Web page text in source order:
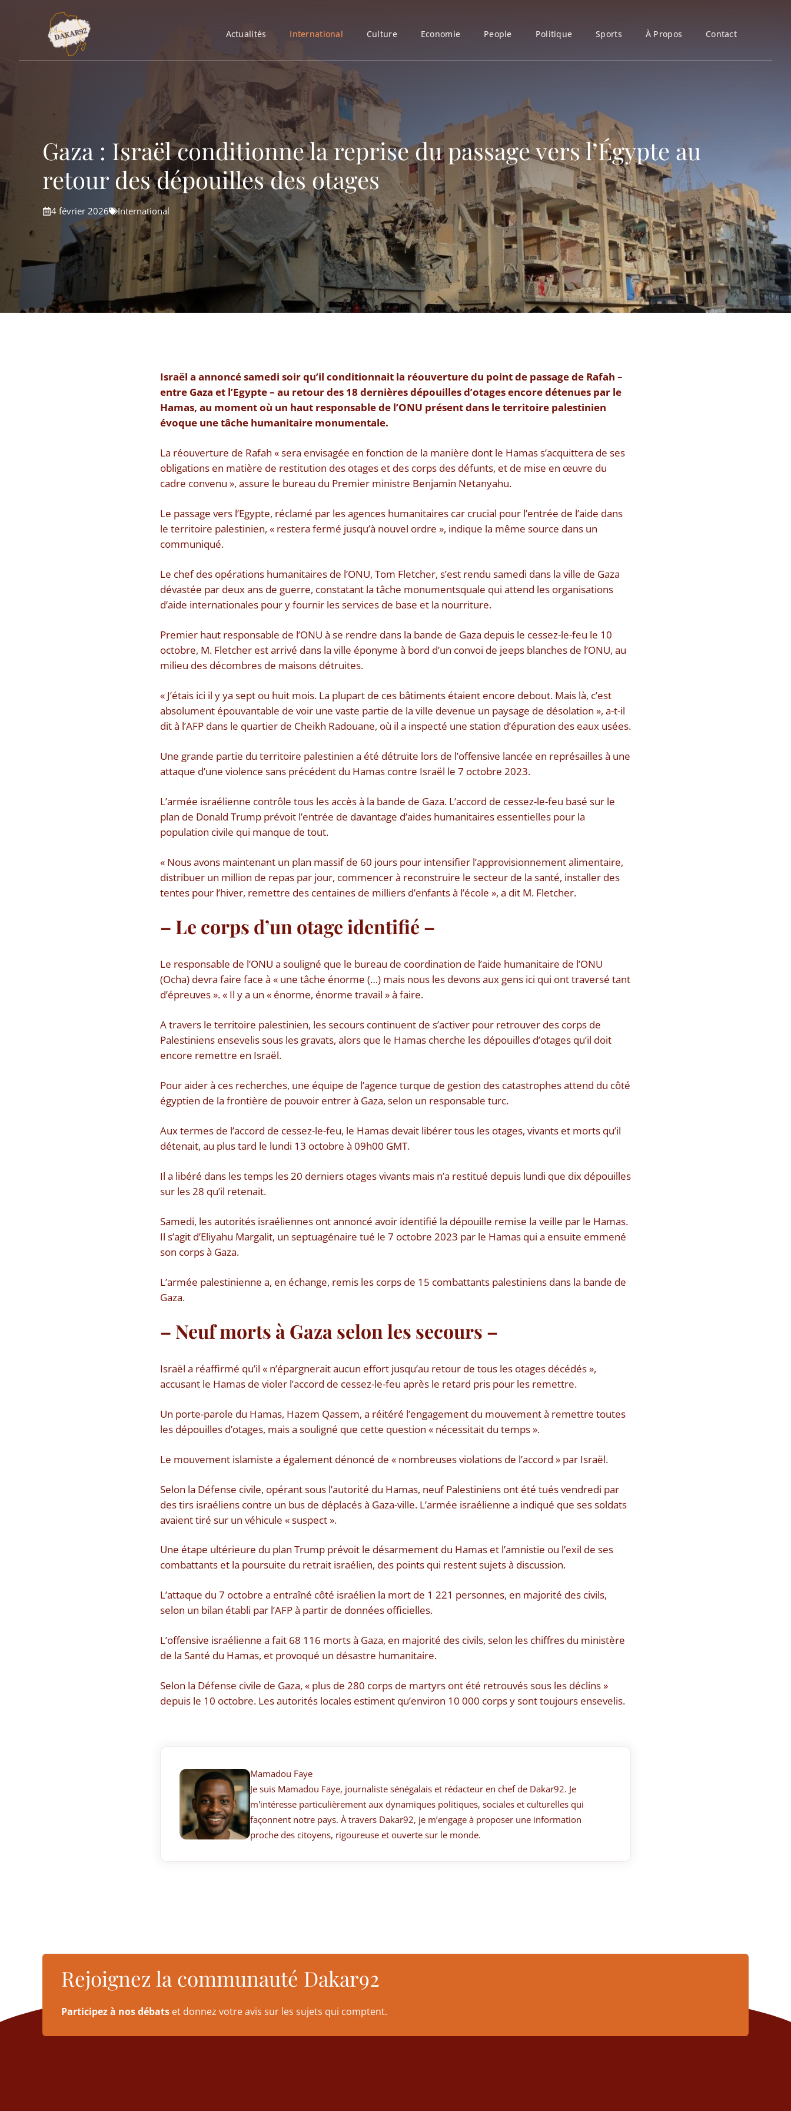
Actualités International Culture Economie People Politique Sports À Propos Contact
Gaza : Israël conditionne la reprise du passage vers l’Égypte au
retour des dépouilles des otages
4 février 2026 International
Israël a annoncé samedi soir qu’il conditionnait la réouverture du point de passage de Rafah –
entre Gaza et l’Egypte – au retour des 18 dernières dépouilles d’otages encore détenues par le
Hamas, au moment où un haut responsable de l’ONU présent dans le territoire palestinien
évoque une tâche humanitaire monumentale.
La réouverture de Rafah « sera envisagée en fonction de la manière dont le Hamas s’acquittera de ses
obligations en matière de restitution des otages et des corps des défunts, et de mise en œuvre du
cadre convenu », assure le bureau du Premier ministre Benjamin Netanyahu.
Le passage vers l’Egypte, réclamé par les agences humanitaires car crucial pour l’entrée de l’aide dans
le territoire palestinien, « restera fermé jusqu’à nouvel ordre », indique la même source dans un
communiqué.
Le chef des opérations humanitaires de l’ONU, Tom Fletcher, s’est rendu samedi dans la ville de Gaza
dévastée par deux ans de guerre, constatant la tâche monumentsquale qui attend les organisations
d’aide internationales pour y fournir les services de base et la nourriture.
Premier haut responsable de l’ONU à se rendre dans la bande de Gaza depuis le cessez-le-feu le 10
octobre, M. Fletcher est arrivé dans la ville éponyme à bord d’un convoi de jeeps blanches de l’ONU, au
milieu des décombres de maisons détruites.
« J’étais ici il y ya sept ou huit mois. La plupart de ces bâtiments étaient encore debout. Mais là, c’est
absolument épouvantable de voir une vaste partie de la ville devenue un paysage de désolation », a-t-il
dit à l’AFP dans le quartier de Cheikh Radouane, où il a inspecté une station d’épuration des eaux usées.
Une grande partie du territoire palestinien a été détruite lors de l’offensive lancée en représailles à une
attaque d’une violence sans précédent du Hamas contre Israël le 7 octobre 2023.
L’armée israélienne contrôle tous les accès à la bande de Gaza. L’accord de cessez-le-feu basé sur le
plan de Donald Trump prévoit l’entrée de davantage d’aides humanitaires essentielles pour la
population civile qui manque de tout.
« Nous avons maintenant un plan massif de 60 jours pour intensifier l’approvisionnement alimentaire,
distribuer un million de repas par jour, commencer à reconstruire le secteur de la santé, installer des
tentes pour l’hiver, remettre des centaines de milliers d’enfants à l’école », a dit M. Fletcher.
– Le corps d’un otage identifié –
Le responsable de l’ONU a souligné que le bureau de coordination de l’aide humanitaire de l’ONU
(Ocha) devra faire face à « une tâche énorme (…) mais nous les devons aux gens ici qui ont traversé tant
d’épreuves ». « Il y a un « énorme, énorme travail » à faire.
A travers le territoire palestinien, les secours continuent de s’activer pour retrouver des corps de
Palestiniens ensevelis sous les gravats, alors que le Hamas cherche les dépouilles d’otages qu’il doit
encore remettre en Israël.
Pour aider à ces recherches, une équipe de l’agence turque de gestion des catastrophes attend du côté
égyptien de la frontière de pouvoir entrer à Gaza, selon un responsable turc.
Aux termes de l’accord de cessez-le-feu, le Hamas devait libérer tous les otages, vivants et morts qu’il
détenait, au plus tard le lundi 13 octobre à 09h00 GMT.
Il a libéré dans les temps les 20 derniers otages vivants mais n’a restitué depuis lundi que dix dépouilles
sur les 28 qu’il retenait.
Samedi, les autorités israéliennes ont annoncé avoir identifié la dépouille remise la veille par le Hamas.
Il s’agit d’Eliyahu Margalit, un septuagénaire tué le 7 octobre 2023 par le Hamas qui a ensuite emmené
son corps à Gaza.
L’armée palestinienne a, en échange, remis les corps de 15 combattants palestiniens dans la bande de
Gaza.
– Neuf morts à Gaza selon les secours –
Israël a réaffirmé qu’il « n’épargnerait aucun effort jusqu’au retour de tous les otages décédés »,
accusant le Hamas de violer l’accord de cessez-le-feu après le retard pris pour les remettre.
Un porte-parole du Hamas, Hazem Qassem, a réitéré l’engagement du mouvement à remettre toutes
les dépouilles d’otages, mais a souligné que cette question « nécessitait du temps ».
Le mouvement islamiste a également dénoncé de « nombreuses violations de l’accord » par Israël.
Selon la Défense civile, opérant sous l’autorité du Hamas, neuf Palestiniens ont été tués vendredi par
des tirs israéliens contre un bus de déplacés à Gaza-ville. L’armée israélienne a indiqué que ses soldats
avaient tiré sur un véhicule « suspect ».
Une étape ultérieure du plan Trump prévoit le désarmement du Hamas et l’amnistie ou l’exil de ses
combattants et la poursuite du retrait israélien, des points qui restent sujets à discussion.
L’attaque du 7 octobre a entraîné côté israélien la mort de 1 221 personnes, en majorité des civils,
selon un bilan établi par l’AFP à partir de données officielles.
L’offensive israélienne a fait 68 116 morts à Gaza, en majorité des civils, selon les chiffres du ministère
de la Santé du Hamas, et provoqué un désastre humanitaire.
Selon la Défense civile de Gaza, « plus de 280 corps de martyrs ont été retrouvés sous les déclins »
depuis le 10 octobre. Les autorités locales estiment qu’environ 10 000 corps y sont toujours ensevelis.
Mamadou Faye
Je suis Mamadou Faye, journaliste sénégalais et rédacteur en chef de Dakar92. Je
m'intéresse particulièrement aux dynamiques politiques, sociales et culturelles qui
façonnent notre pays. À travers Dakar92, je m’engage à proposer une information
proche des citoyens, rigoureuse et ouverte sur le monde.
Rejoignez la communauté Dakar92
Participez à nos débats et donnez votre avis sur les sujets qui comptent.